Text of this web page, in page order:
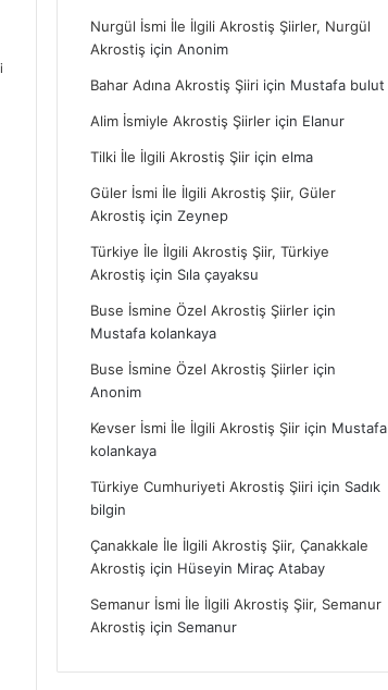
Nurgül İsmi İle İlgili Akrostiş Şiirler, Nurgül
Akrostiş içinAnonim
Bahar Adına Akrostiş Şiiri için Mustafa bulut
Alim İsmiyle Akrostiş Şiirler için Elanur
Tilki İle İlgili Akrostiş Şiir içinelma
Güler İsmi İle İlgili Akrostiş Şiir, Güler
Akrostiş içinZeynep
Türkiye İle İlgili Akrostiş Şiir, Türkiye
Akrostiş için Sıla çayaksu
Buse İsmine Özel Akrostiş Şiirler için
Mustafa kolankaya
Buse İsmine Özel Akrostiş Şiirler için
Anonim
Kevser İsmi İle İlgili Akrostiş Şiir için Mustafa
kolankaya
Türkiye Cumhuriyeti Akrostiş Şiiri için Sadık
bilgin
Çanakkale İle İlgili Akrostiş Şiir, Çanakkale
Akrostiş için Hüseyin Miraç Atabay
Semanur İsmi İle İlgili Akrostiş Şiir, Semanur
Akrostiş için Semanur